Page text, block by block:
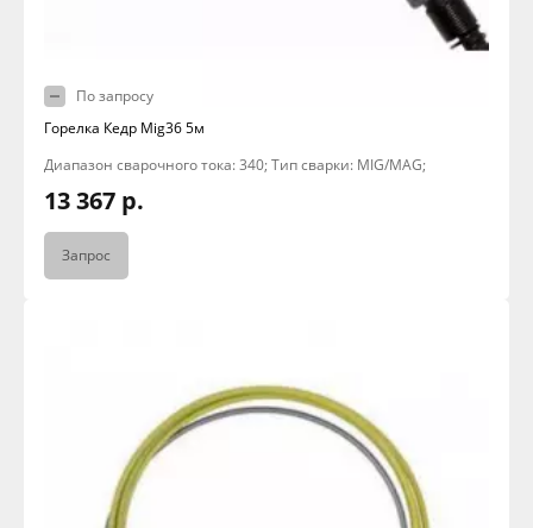
По запросу
Горелка Кедр Mig36 5м
Диапазон сварочного тока: 340; Тип сварки: MIG/MAG;
13 367 р.
Запрос